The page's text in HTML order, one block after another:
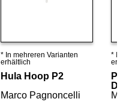
Details ansehen
* In mehreren Varianten
erhältlich
Hula Hoop P2
Marco Pagnoncelli
* In